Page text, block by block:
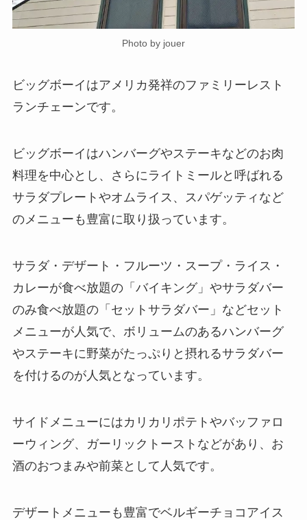
Photo by jouer
ビッグボーイはアメリカ発祥のファミリーレスト
ランチェーンです。
ビッグボーイはハンバーグやステーキなどのお肉
料理を中心とし、さらにライトミールと呼ばれる
サラダプレートやオムライス、スパゲッティなど
のメニューも豊富に取り扱っています。
サラダ・デザート・フルーツ・スープ・ライス・
カレーが食べ放題の「バイキング」やサラダバー
のみ食べ放題の「セットサラダバー」などセット
メニューが人気で、ボリュームのあるハンバーグ
やステーキに野菜がたっぷりと摂れるサラダバー
を付けるのが人気となっています。
サイドメニューにはカリカリポテトやバッファロ
ーウィング、ガーリックトーストなどがあり、お
酒のおつまみや前菜として人気です。
デザートメニューも豊富でベルギーチョコアイス